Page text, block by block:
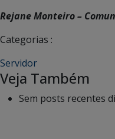
Rejane Monteiro –
Categorias :
Servidor
Veja Também
Sem posts recentes